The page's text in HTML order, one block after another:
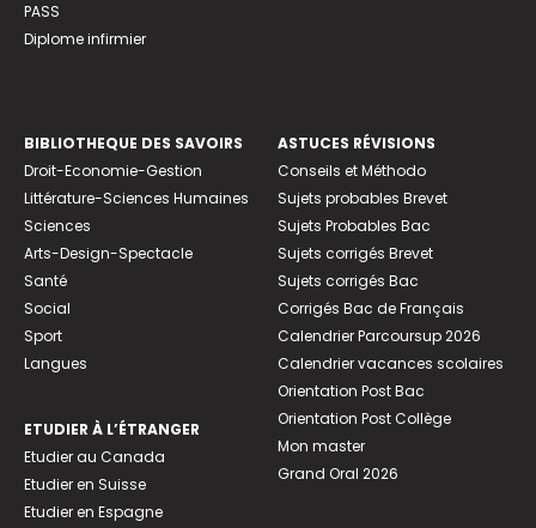
PASS
Diplome infirmier
BIBLIOTHEQUE DES SAVOIRS
Droit-Economie-Gestion
Littérature-Sciences Humaines
Sciences
Arts-Design-Spectacle
Santé
Social
Sport
Langues
ETUDIER À L’ÉTRANGER
Etudier au Canada
Etudier en Suisse
Etudier en Espagne
ASTUCES RÉVISIONS
Conseils et Méthodo
Sujets probables Brevet
Sujets Probables Bac
Sujets corrigés Brevet
Sujets corrigés Bac
Corrigés Bac de Français
Calendrier Parcoursup 2026
Calendrier vacances scolaires
Orientation Post Bac
Orientation Post Collège
Mon master
Grand Oral 2026